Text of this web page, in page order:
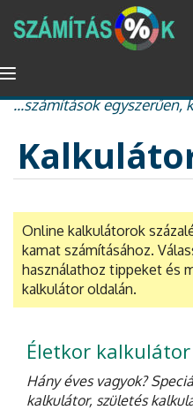
Ugrás
tartalomra
százalékszámítás, kamat
...számítások egyszerűen,
Online kalkulátorok
kamat számításához.
használathoz tippeket és
kalkulátor oldalán.
Életkor kalkulátor
Hány éves vagyok?
kalkulátor, születés